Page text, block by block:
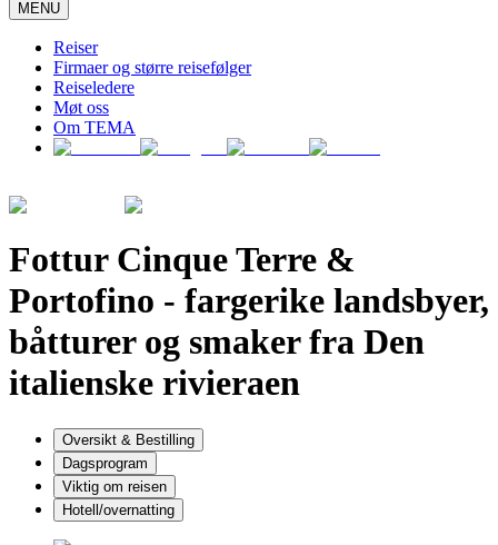
MENU
Reiser
Firmaer og større reisefølger
Reiseledere
Møt oss
Om TEMA
Fottur Cinque Terre &
Portofino - fargerike landsbyer,
båtturer og smaker fra Den
italienske rivieraen
Oversikt & Bestilling
Dagsprogram
Viktig om reisen
Hotell/overnatting